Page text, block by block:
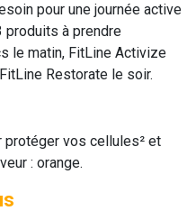
pour une journée active
produits à prendre
le matin, FitLine Activize
FitLine Restorate le soir.
vos cellules² et
: orange.